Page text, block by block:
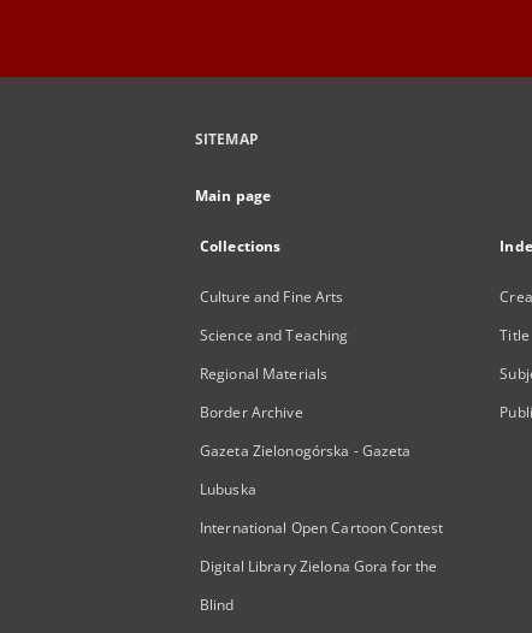
SITEMAP
Main page
Collections
Culture and Fine Arts
Science and Teaching
Regional Materials
Border Archive
Gazeta Zielonogórska - Gazeta
Lubuska
International Open Cartoon Contest
Digital Library Zielona Gora for the
Blind
Title